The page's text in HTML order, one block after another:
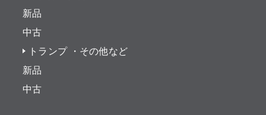
新品
中古
トランプ ・その他など
新品
中古